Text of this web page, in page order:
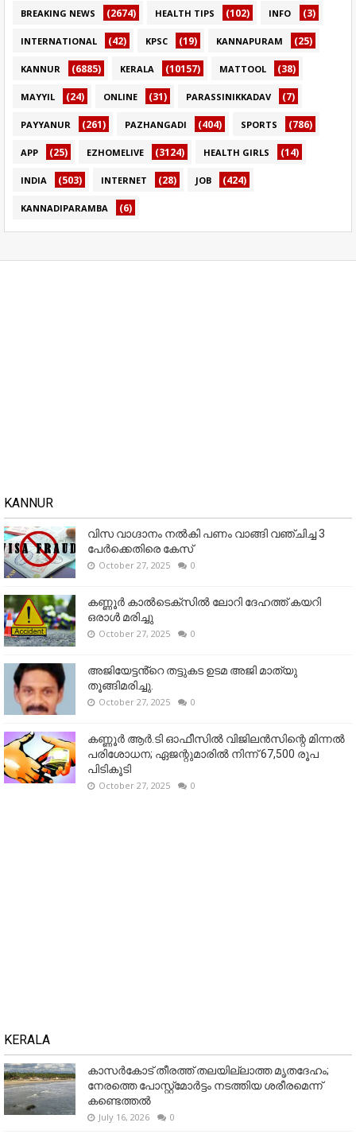
BREAKING NEWS (2674) HEALTH TIPS (102) INFO (3)
INTERNATIONAL (42) KPSC (19) KANNAPURAM (25)
KANNUR (6885) KERALA (10157) MATTOOL (38)
MAYYIL (24) ONLINE (31) PARASSINIKKADAV (7)
PAYYANUR (261) PAZHANGADI (404) SPORTS (786)
APP (25) EZHOMELIVE (3124) HEALTH GIRLS (14)
INDIA (503) INTERNET (28) JOB (424)
KANNADIPARAMBA (6)
KANNUR
വിസ വാഗ്ദാനം നൽകി പണം വാങ്ങി വഞ്ചിച്ച 3
പേർക്കെതിരെ കേസ്
October 27, 2025 0
കണ്ണൂര്‍ കാല്‍ടെക്‌സില്‍ ലോറി ദേഹത്ത് കയറി
ഒരാള്‍ മരിച്ചു
October 27, 2025 0
അജിയേട്ടൻ്റെ തട്ടുകട ഉടമ അജി മാത്യു
തൂങ്ങിമരിച്ചു.
October 27, 2025 0
കണ്ണൂര്‍ ആര്‍.ടി ഓഫീസില്‍ വിജിലൻസിന്റെ മിന്നല്‍
പരിശോധന; ഏജന്റുമാരില്‍ നിന്ന് 67,500 രൂപ
പിടികൂടി
October 27, 2025 0
KERALA
കാസർകോട് തീരത്ത് തലയില്ലാത്ത മൃതദേഹം;
നേരത്തെ പോസ്റ്റ്‌മോർട്ടം നടത്തിയ ശരീരമെന്ന്
കണ്ടെത്തൽ
July 16, 2026 0